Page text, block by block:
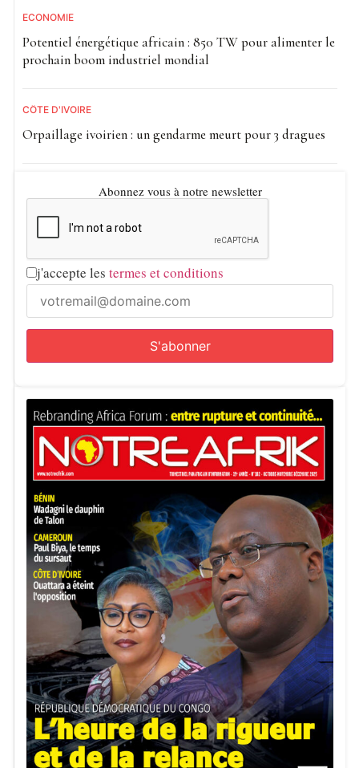
ECONOMIE
Potentiel énergétique africain : 850 TW pour alimenter le
prochain boom industriel mondial
CÔTE D'IVOIRE
Orpaillage ivoirien : un gendarme meurt pour 3 dragues
Abonnez vous à notre newsletter
j'accepte les termes et conditions